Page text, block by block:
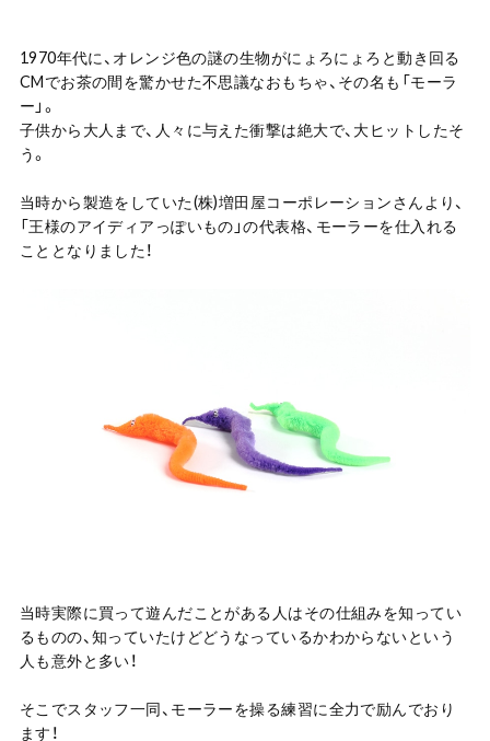
1970年代に、オレンジ色の謎の生物がにょろにょろと動き回る
CMでお茶の間を驚かせた不思議なおもちゃ、その名も「モーラ
ー」。
子供から大人まで、人々に与えた衝撃は絶大で、大ヒットしたそ
う。
当時から製造をしていた(株)増田屋コーポレーションさんより、
「王様のアイディアっぽいもの」の代表格、モーラーを仕入れる
こととなりました！
当時実際に買って遊んだことがある人はその仕組みを知ってい
るものの、知っていたけどどうなっているかわからないという
人も意外と多い！
そこでスタッフ一同、モーラーを操る練習に全力で励んでおり
ます！